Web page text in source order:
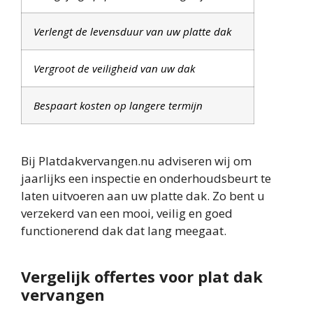
Verlengt de levensduur van uw platte dak
Vergroot de veiligheid van uw dak
Bespaart kosten op langere termijn
Bij Platdakvervangen.nu adviseren wij om
jaarlijks een inspectie en onderhoudsbeurt te
laten uitvoeren aan uw platte dak. Zo bent u
verzekerd van een mooi, veilig en goed
functionerend dak dat lang meegaat.
Vergelijk offertes voor plat dak
vervangen